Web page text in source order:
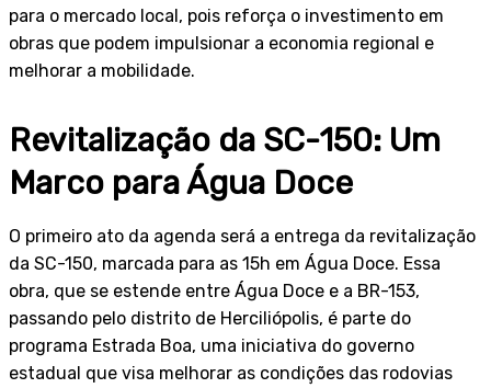
para o mercado local, pois reforça o investimento em
obras que podem impulsionar a economia regional e
melhorar a mobilidade.
Revitalização da SC-150: Um
Marco para Água Doce
O primeiro ato da agenda será a entrega da revitalização
da SC-150, marcada para as 15h em Água Doce. Essa
obra, que se estende entre Água Doce e a BR-153,
passando pelo distrito de Herciliópolis, é parte do
programa Estrada Boa, uma iniciativa do governo
estadual que visa melhorar as condições das rodovias